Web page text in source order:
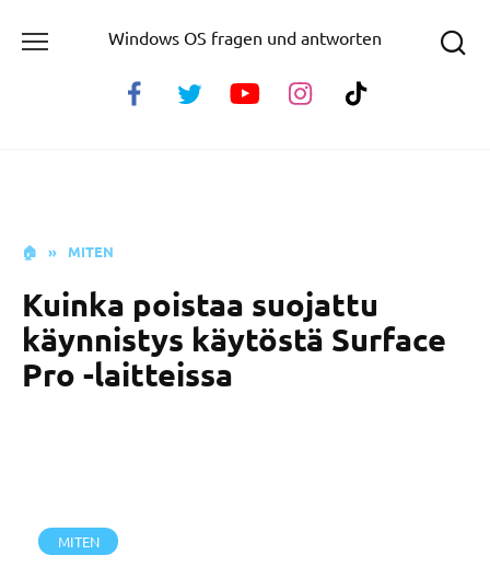
Windows OS fragen und antworten
🏠 » MITEN
Kuinka poistaa suojattu
käynnistys käytöstä Surface
Pro -laitteissa
MITEN